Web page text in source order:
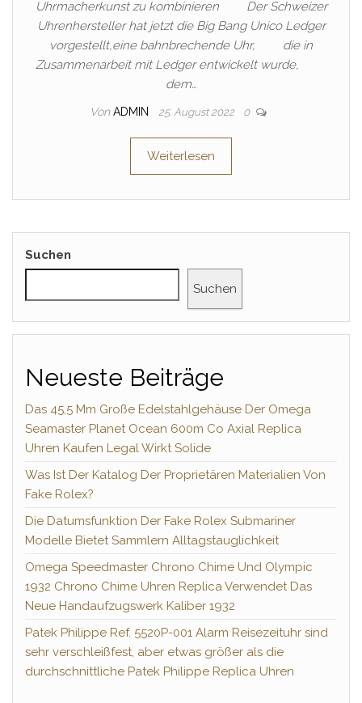
Uhrmacherkunst zu kombinieren Der Schweizer
Uhrenhersteller hat jetzt die Big Bang Unico Ledger
vorgestellt,eine bahnbrechende Uhr, die in
Zusammenarbeit mit Ledger entwickelt wurde,
dem…
Von ADMIN 25. August 2022 0
Weiterlesen
Suchen
Suchen
Neueste Beiträge
Das 45,5 Mm Große Edelstahlgehäuse Der Omega
Seamaster Planet Ocean 600m Co Axial Replica
Uhren Kaufen Legal Wirkt Solide
Was Ist Der Katalog Der Proprietären Materialien Von
Fake Rolex?
Die Datumsfunktion Der Fake Rolex Submariner
Modelle Bietet Sammlern Alltagstauglichkeit
Omega Speedmaster Chrono Chime Und Olympic
1932 Chrono Chime Uhren Replica Verwendet Das
Neue Handaufzugswerk Kaliber 1932
Patek Philippe Ref. 5520P-001 Alarm Reisezeituhr sind
sehr verschleißfest, aber etwas größer als die
durchschnittliche Patek Philippe Replica Uhren